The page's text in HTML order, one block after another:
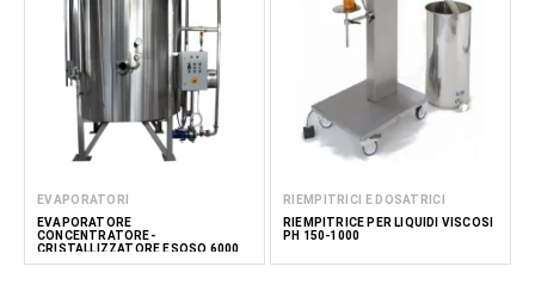
EVAPORATORI
EVAPORATORE
CONCENTRATORE-
CRISTALLIZZATORE ESOSO 6000
RIEMPITRICI E DOSATRICI
RIEMPITRICE PER LIQUIDI VISCOSI
PH 150-1000